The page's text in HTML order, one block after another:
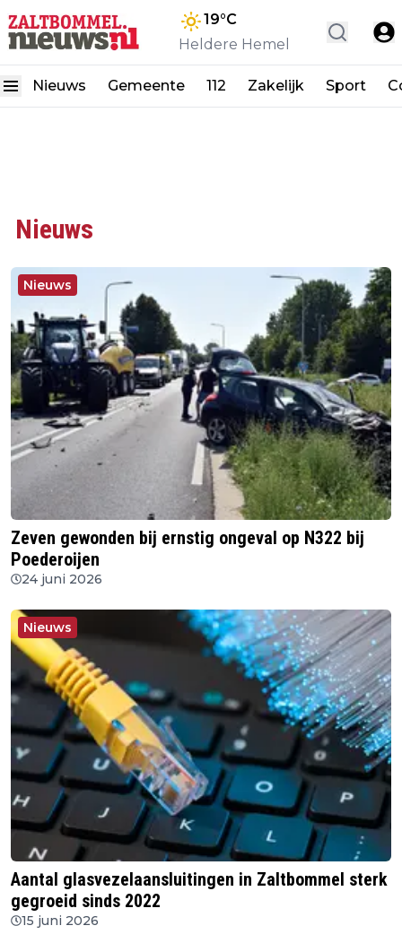
19°C
Heldere Hemel
Nieuws Gemeente 112 Zakelijk Sport
Nieuws
Nieuws
Zeven gewonden bij ernstig ongeval op N322 bij
Poederoijen
24 juni 2026
Nieuws
Aantal glasvezelaansluitingen in Zaltbommel sterk
gegroeid sinds 2022
15 juni 2026